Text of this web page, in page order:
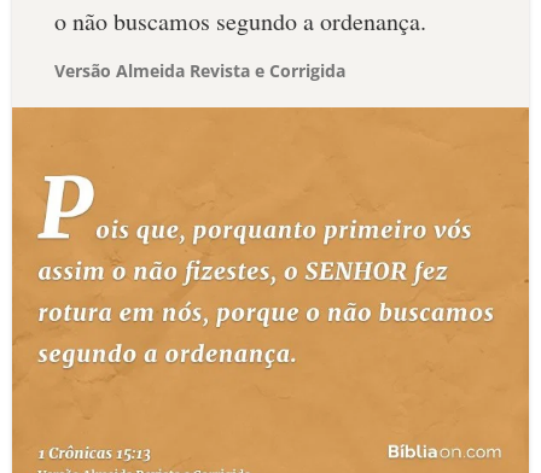
o não buscamos segundo a ordenança.
Versão Almeida Revista e Corrigida